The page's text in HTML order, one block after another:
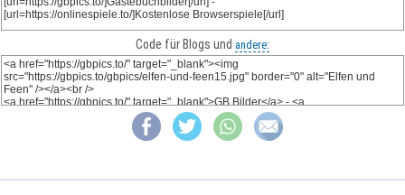
Code für Blogs und andere: